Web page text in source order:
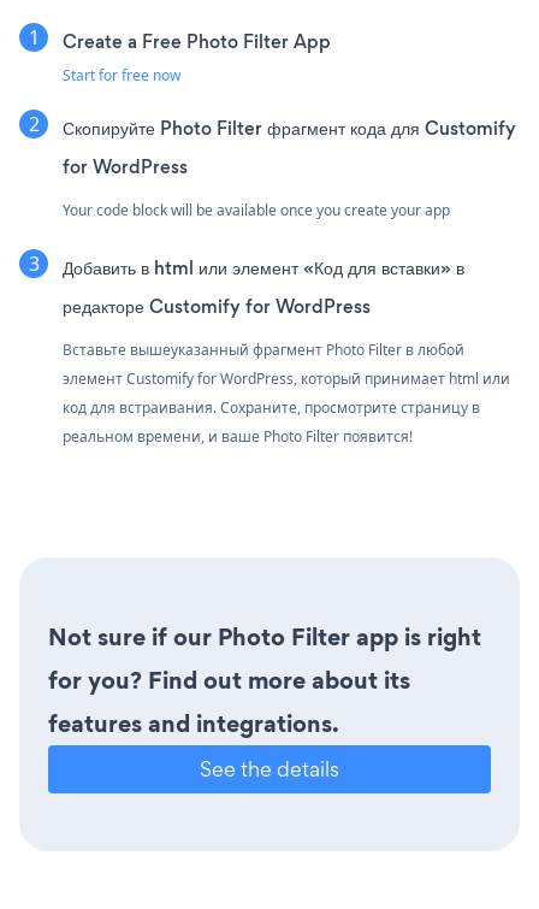
Create a Free Photo Filter App
Start for free now
Скопируйте Photo Filter фрагмент кода для Customify
for WordPress
Your code block will be available once you create your app
Добавить в html или элемент «Код для вставки» в
редакторе Customify for WordPress
Вставьте вышеуказанный фрагмент Photo Filter в любой
элемент Customify for WordPress, который принимает html или
код для встраивания. Сохраните, просмотрите страницу в
реальном времени, и ваше Photo Filter появится!
Not sure if our Photo Filter app is right
for you? Find out more about its
features and integrations.
See the details